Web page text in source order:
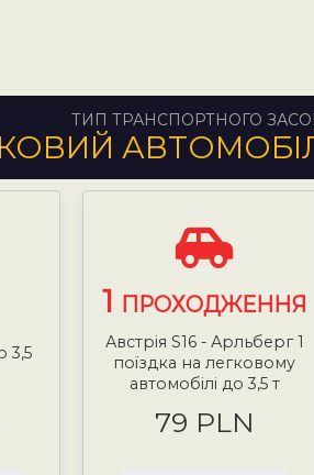
ТИП ТРАНСПОРТНОГО
3,5
1 ПРОХОДЖЕННЯ
Австрія S16 - Арльберг 1
поїздка на легковому
автомобілі до 3,5 т
79 PLN